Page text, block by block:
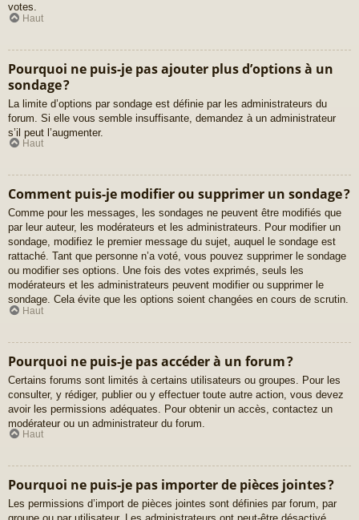
votes.
Haut
Pourquoi ne puis-je pas ajouter plus d’options à un
sondage ?
La limite d’options par sondage est définie par les administrateurs du
forum. Si elle vous semble insuffisante, demandez à un administrateur
s’il peut l’augmenter.
Haut
Comment puis-je modifier ou supprimer un sondage ?
Comme pour les messages, les sondages ne peuvent être modifiés que
par leur auteur, les modérateurs et les administrateurs. Pour modifier un
sondage, modifiez le premier message du sujet, auquel le sondage est
rattaché. Tant que personne n’a voté, vous pouvez supprimer le sondage
ou modifier ses options. Une fois des votes exprimés, seuls les
modérateurs et les administrateurs peuvent modifier ou supprimer le
sondage. Cela évite que les options soient changées en cours de scrutin.
Haut
Pourquoi ne puis-je pas accéder à un forum ?
Certains forums sont limités à certains utilisateurs ou groupes. Pour les
consulter, y rédiger, publier ou y effectuer toute autre action, vous devez
avoir les permissions adéquates. Pour obtenir un accès, contactez un
modérateur ou un administrateur du forum.
Haut
Pourquoi ne puis-je pas importer de pièces jointes ?
Les permissions d’import de pièces jointes sont définies par forum, par